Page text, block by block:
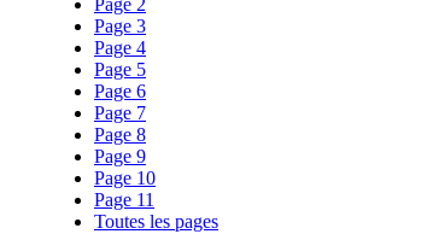
Page 2
Page 3
Page 4
Page 5
Page 6
Page 7
Page 8
Page 9
Page 10
Page 11
Toutes les pages